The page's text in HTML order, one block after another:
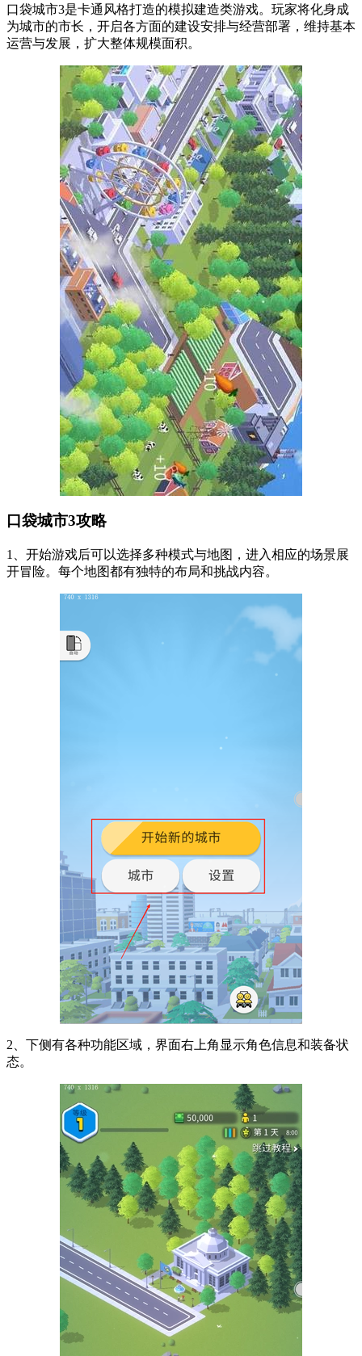
口袋城市3是卡通风格打造的模拟建造类游戏。玩家将化身成
为城市的市长，开启各方面的建设安排与经营部署，维持基本
运营与发展，扩大整体规模面积。
口袋城市3攻略
1、开始游戏后可以选择多种模式与地图，进入相应的场景展
开冒险。每个地图都有独特的布局和挑战内容。
2、下侧有各种功能区域，界面右上角显示角色信息和装备状
态。